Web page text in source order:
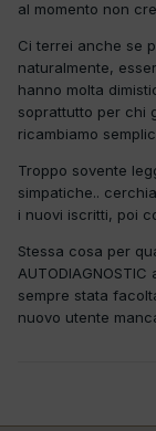
al momento non
Ci terrei anche se
naturalmente,
hanno molta
soprattutto per chi
ricambiamo
Troppo sovente
simpatiche..
i nuovi iscritti, poi
Stessa cosa per
sempre stata
nuovo utente